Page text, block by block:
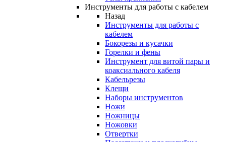
Инструменты для работы с кабелем
Назад
Инструменты для работы с
кабелем
Бокорезы и кусачки
Горелки и фены
Инструмент для витой пары и
коаксиального кабеля
Кабельрезы
Клещи
Наборы инструментов
Ножи
Ножницы
Ножовки
Отвертки